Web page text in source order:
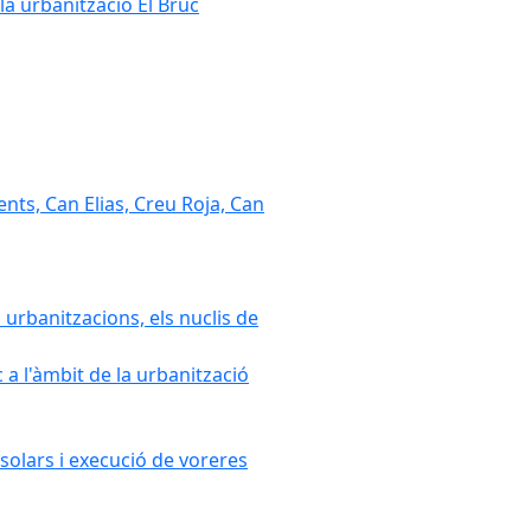
Can Elias, Creu Roja, Can
els nuclis de
l'àmbit de la urbanització
i execució de voreres